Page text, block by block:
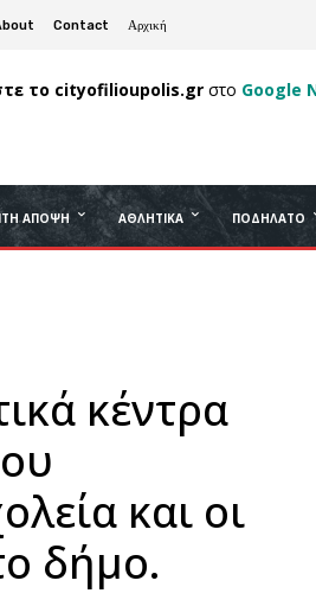
Contact Αρχική
το cityofilioupolis.gr στο Google
ΆΠΟΨΗ ΑΘΛΗΤΙΚΆ ΠΟΔΉΛΑΤΟ
κέντρα
και οι
δήμο.